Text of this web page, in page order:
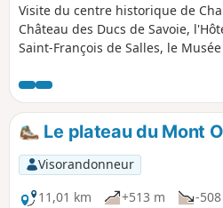
Visite du centre historique de
Château des Ducs de Savoie,
Saint-François de Salles, le
Le plateau du Mont
Visorandonneur
11,01 km
+513 m
-